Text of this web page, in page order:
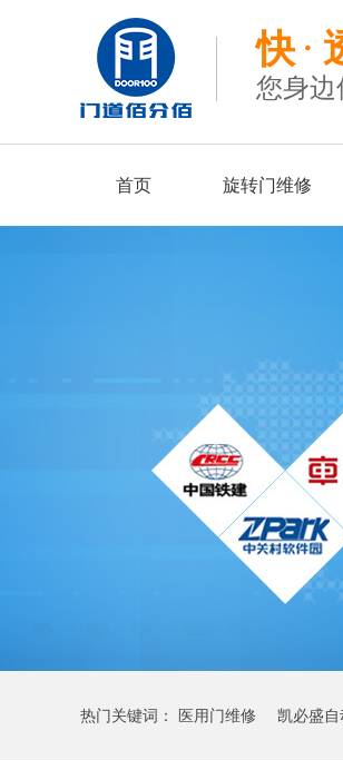
快
您身
首页 旋转门维修
热门关键词： 医用门维修 凯必盛自